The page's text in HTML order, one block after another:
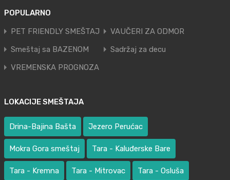
POPULARNO
PET FRIENDLY SMEŠTAJ
VAUČERI ZA ODMOR
Smeštaj sa BAZENOM
Sadržaj za decu
VREMENSKA PROGNOZA
LOKACIJE SMEŠTAJA
Drina-Bajina Bašta Jezero Perućac
Mokra Gora smeštaj Tara - Kaluđerske Bare
Tara - Kremna Tara - Mitrovac Tara - Osluša